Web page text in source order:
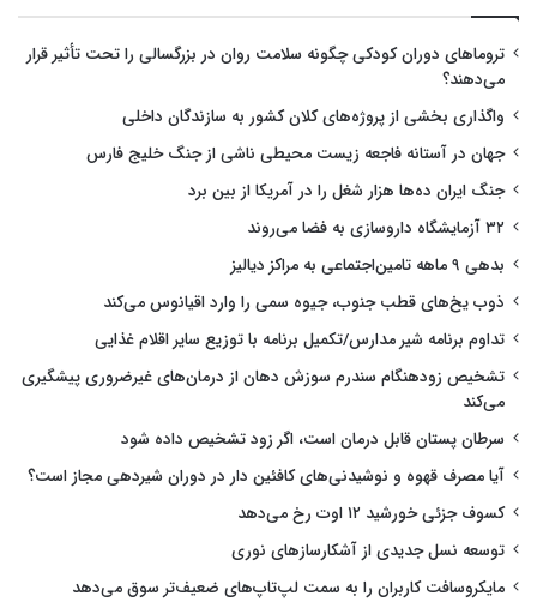
تروماهای دوران کودکی چگونه سلامت روان در بزرگسالی را تحت تأثیر قرار
می‌دهند؟
واگذاری بخشی از پروژه‌های کلان کشور به سازندگان داخلی
جهان در آستانه فاجعه زیست محیطی ناشی از جنگ خلیج فارس
جنگ ایران ده‌ها هزار شغل را در آمریکا از بین برد
۳۲ آزمایشگاه داروسازی به فضا می‌روند
بدهی ۹ ماهه تامین‌اجتماعی به مراکز دیالیز
ذوب یخ‌های قطب جنوب، جیوه سمی را وارد اقیانوس می‌کند
تداوم برنامه شیر مدارس/تکمیل برنامه با توزیع سایر اقلام غذایی
تشخیص زودهنگام سندرم سوزش دهان از درمان‌های غیرضروری پیشگیری
می‌کند
سرطان پستان قابل درمان است، اگر زود تشخیص داده شود
آیا مصرف قهوه و نوشیدنی‌های کافئین دار در دوران شیردهی مجاز است؟
کسوف جزئی خورشید ۱۲ اوت رخ می‌دهد
توسعه نسل جدیدی از آشکارسازهای نوری
مایکروسافت کاربران را به سمت لپ‌تاپ‌های ضعیف‌تر سوق می‌دهد